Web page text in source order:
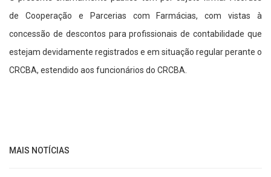
de Cooperação e Parcerias com Farmácias, com vistas à
concessão de descontos para profissionais de contabilidade que
estejam devidamente registrados e em situação regular perante o
CRCBA, estendido aos funcionários do CRCBA.
MAIS NOTÍCIAS